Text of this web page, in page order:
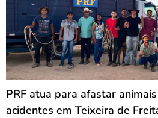
PRF atua para afastar
acidentes em Teixeira de